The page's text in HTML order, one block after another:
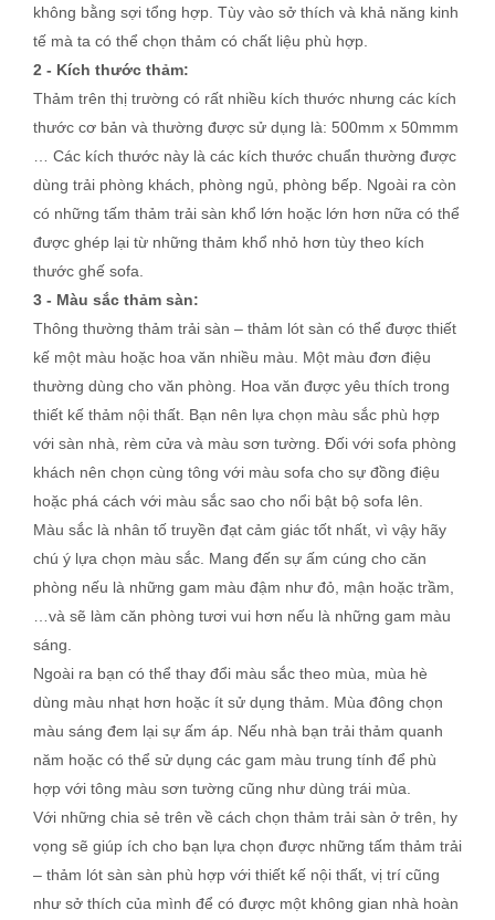
không bằng sợi tổng hợp. Tùy vào sở thích và khả năng kinh
tế mà ta có thể chọn thảm có chất liệu phù hợp.
2 - Kích thước thảm:
Thảm trên thị trường có rất nhiều kích thước nhưng các kích
thước cơ bản và thường được sử dụng là: 500mm x 50mmm
… Các kích thước này là các kích thước chuẩn thường được
dùng trải phòng khách, phòng ngủ, phòng bếp. Ngoài ra còn
có những tấm thảm trải sàn khổ lớn hoặc lớn hơn nữa có thể
được ghép lại từ những thảm khổ nhỏ hơn tùy theo kích
thước ghế sofa.
3 - Màu sắc thảm sàn:
Thông thường thảm trải sàn – thảm lót sàn có thể được thiết
kế một màu hoặc hoa văn nhiều màu. Một màu đơn điệu
thường dùng cho văn phòng. Hoa văn được yêu thích trong
thiết kế thảm nội thất. Bạn nên lựa chọn màu sắc phù hợp
với sàn nhà, rèm cửa và màu sơn tường. Đối với sofa phòng
khách nên chọn cùng tông với màu sofa cho sự đồng điệu
hoặc phá cách với màu sắc sao cho nổi bật bộ sofa lên.
Màu sắc là nhân tố truyền đạt cảm giác tốt nhất, vì vậy hãy
chú ý lựa chọn màu sắc. Mang đến sự ấm cúng cho căn
phòng nếu là những gam màu đậm như đỏ, mận hoặc trầm,
…và sẽ làm căn phòng tươi vui hơn nếu là những gam màu
sáng.
Ngoài ra bạn có thể thay đổi màu sắc theo mùa, mùa hè
dùng màu nhạt hơn hoặc ít sử dụng thảm. Mùa đông chọn
màu sáng đem lại sự ấm áp. Nếu nhà bạn trải thảm quanh
năm hoặc có thể sử dụng các gam màu trung tính để phù
hợp với tông màu sơn tường cũng như dùng trái mùa.
Với những chia sẻ trên về cách chọn thảm trải sàn ở trên, hy
vọng sẽ giúp ích cho bạn lựa chọn được những tấm thảm trải
– thảm lót sàn sàn phù hợp với thiết kế nội thất, vị trí cũng
như sở thích của mình để có được một không gian nhà hoàn